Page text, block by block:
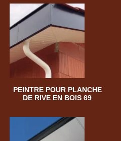
PEINTRE POUR PLANCHE
DE RIVE EN BOIS 69